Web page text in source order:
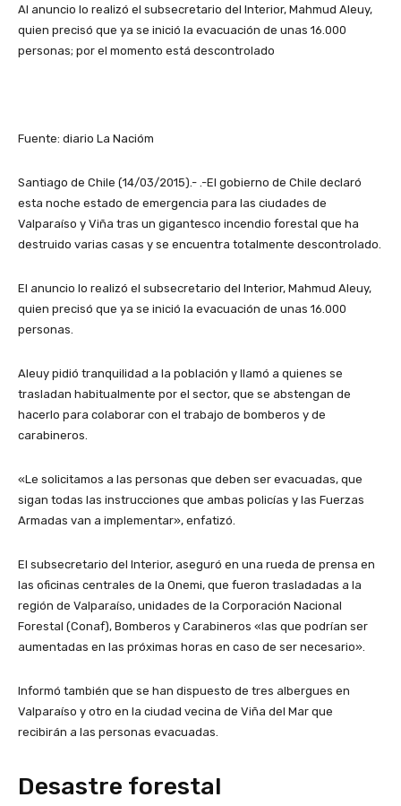
Al anuncio lo realizó el subsecretario del Interior, Mahmud Aleuy,
quien precisó que ya se inició la evacuación de unas 16.000
personas; por el momento está descontrolado
Fuente: diario La Nacióm
Santiago de Chile (14/03/2015).- .-El gobierno de Chile declaró
esta noche estado de emergencia para las ciudades de
Valparaíso y Viña tras un gigantesco incendio forestal que ha
destruido varias casas y se encuentra totalmente descontrolado.
El anuncio lo realizó el subsecretario del Interior, Mahmud Aleuy,
quien precisó que ya se inició la evacuación de unas 16.000
personas.
Aleuy pidió tranquilidad a la población y llamó a quienes se
trasladan habitualmente por el sector, que se abstengan de
hacerlo para colaborar con el trabajo de bomberos y de
carabineros.
«Le solicitamos a las personas que deben ser evacuadas, que
sigan todas las instrucciones que ambas policías y las Fuerzas
Armadas van a implementar», enfatizó.
El subsecretario del Interior, aseguró en una rueda de prensa en
las oficinas centrales de la Onemi, que fueron trasladadas a la
región de Valparaíso, unidades de la Corporación Nacional
Forestal (Conaf), Bomberos y Carabineros «las que podrían ser
aumentadas en las próximas horas en caso de ser necesario».
Informó también que se han dispuesto de tres albergues en
Valparaíso y otro en la ciudad vecina de Viña del Mar que
recibirán a las personas evacuadas.
Desastre forestal